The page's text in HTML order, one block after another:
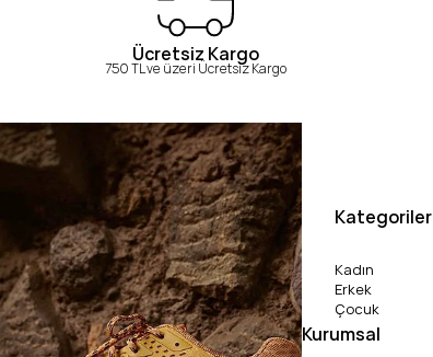
Ücretsiz Kargo
750 TL ve üzeri Ücretsiz Kargo
Kategoriler
Kadın
Erkek
Çocuk
Kurumsal